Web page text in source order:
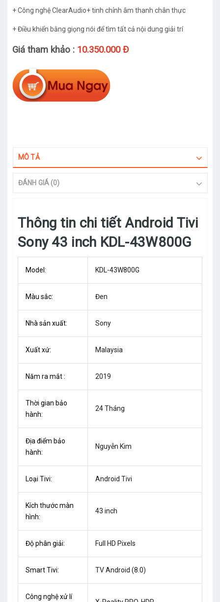
+ Công nghệ ClearAudio+ tinh chỉnh âm thanh chân thực
+ Điều khiển bằng giọng nói để tìm tất cả nội dung giải trí
Giá tham khảo : 10.350.000 Đ
MÔ TẢ
ĐÁNH GIÁ (0)
Thông tin chi tiết Android Tivi
Sony 43 inch KDL-43W800G
Model: KDL-43W800G
Màu sắc: Đen
Nhà sản xuất: Sony
Xuất xứ: Malaysia
Năm ra mắt : 2019
Thời gian bảo
hành:
24 Tháng
Địa điểm bảo
hành:
Nguyễn Kim
Loại Tivi: Android Tivi
Kích thước màn
hình:
43 inch
Độ phân giải: Full HD Pixels
Smart Tivi: TV Android (8.0)
Công nghệ xử lí